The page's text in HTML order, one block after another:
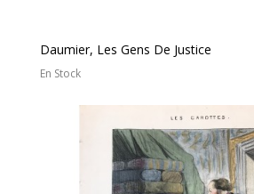
Daumier, Les Gens De Justice
En Stock